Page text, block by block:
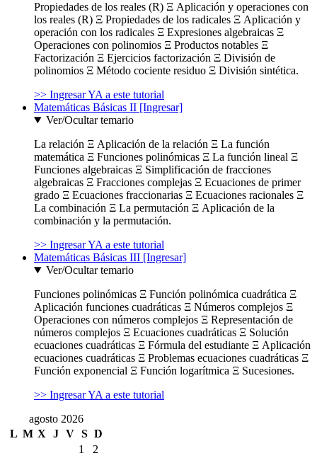
Propiedades de los reales (R) Ξ Aplicación y operaciones con
los reales (R) Ξ Propiedades de los radicales Ξ Aplicación y
operación con los radicales Ξ Expresiones algebraicas Ξ
Operaciones con polinomios Ξ Productos notables Ξ
Factorización Ξ Ejercicios factorización Ξ División de
polinomios Ξ Método cociente residuo Ξ División sintética.
>> Ingresar YA a este tutorial
Matemáticas Básicas II [Ingresar]
Ver/Ocultar temario
La relación Ξ Aplicación de la relación Ξ La función
matemática Ξ Funciones polinómicas Ξ La función lineal Ξ
Funciones algebraicas Ξ Simplificación de fracciones
algebraicas Ξ Fracciones complejas Ξ Ecuaciones de primer
grado Ξ Ecuaciones fraccionarias Ξ Ecuaciones racionales Ξ
La combinación Ξ La permutación Ξ Aplicación de la
combinación y la permutación.
>> Ingresar YA a este tutorial
Matemáticas Básicas III [Ingresar]
Ver/Ocultar temario
Funciones polinómicas Ξ Función polinómica cuadrática Ξ
Aplicación funciones cuadráticas Ξ Números complejos Ξ
Operaciones con números complejos Ξ Representación de
números complejos Ξ Ecuaciones cuadráticas Ξ Solución
ecuaciones cuadráticas Ξ Fórmula del estudiante Ξ Aplicación
ecuaciones cuadráticas Ξ Problemas ecuaciones cuadráticas Ξ
Función exponencial Ξ Función logarítmica Ξ Sucesiones.
>> Ingresar YA a este tutorial
agosto 2026
L M X J V S D
1
2